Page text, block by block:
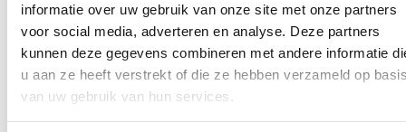
informatie over uw gebruik van onze site met onze partners
voor social media, adverteren en analyse. Deze partners
kunnen deze gegevens combineren met andere informatie
u aan ze heeft verstrekt of die ze hebben verzameld op
van uw gebruik van hun services.
h
e